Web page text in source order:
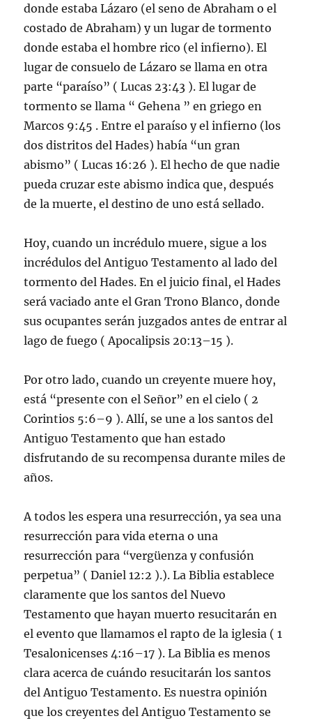
donde estaba Lázaro (el seno de Abraham o el
costado de Abraham) y un lugar de tormento
donde estaba el hombre rico (el infierno). El
lugar de consuelo de Lázaro se llama en otra
parte “paraíso” ( Lucas 23:43 ). El lugar de
tormento se llama “ Gehena ” en griego en
Marcos 9:45 . Entre el paraíso y el infierno (los
dos distritos del Hades) había “un gran
abismo” ( Lucas 16:26 ). El hecho de que nadie
pueda cruzar este abismo indica que, después
de la muerte, el destino de uno está sellado.
Hoy, cuando un incrédulo muere, sigue a los
incrédulos del Antiguo Testamento al lado del
tormento del Hades. En el juicio final, el Hades
será vaciado ante el Gran Trono Blanco, donde
sus ocupantes serán juzgados antes de entrar al
lago de fuego ( Apocalipsis 20:13–15 ).
Por otro lado, cuando un creyente muere hoy,
está “presente con el Señor” en el cielo ( 2
Corintios 5:6–9 ). Allí, se une a los santos del
Antiguo Testamento que han estado
disfrutando de su recompensa durante miles de
años.
A todos les espera una resurrección, ya sea una
resurrección para vida eterna o una
resurrección para “vergüenza y confusión
perpetua” ( Daniel 12:2 ).). La Biblia establece
claramente que los santos del Nuevo
Testamento que hayan muerto resucitarán en
el evento que llamamos el rapto de la iglesia ( 1
Tesalonicenses 4:16–17 ). La Biblia es menos
clara acerca de cuándo resucitarán los santos
del Antiguo Testamento. Es nuestra opinión
que los creyentes del Antiguo Testamento se